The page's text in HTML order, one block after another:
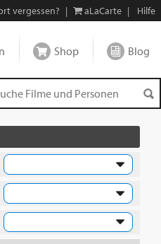
vergessen? | aLaCarte | Hilfe
Shop Blog